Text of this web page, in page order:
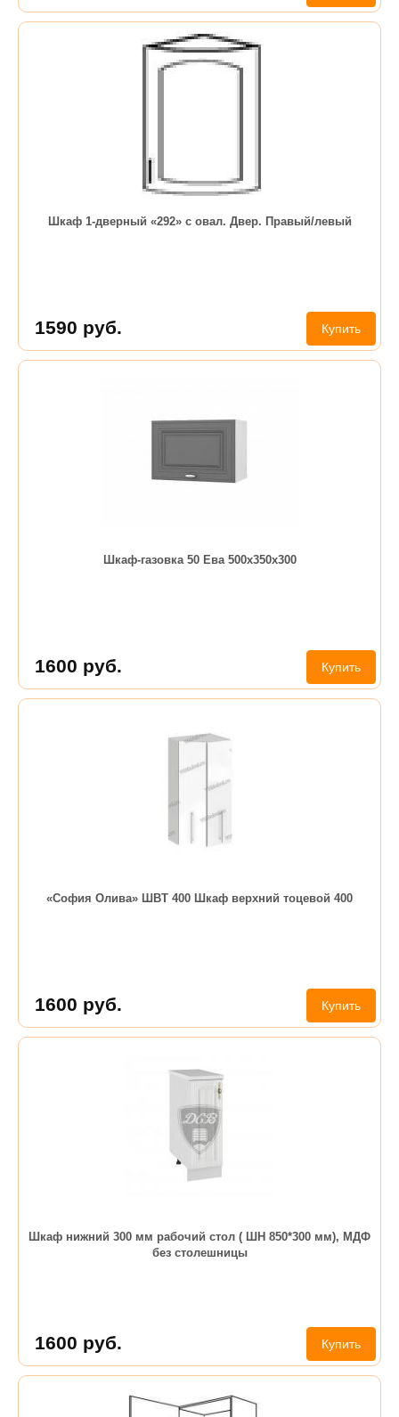
Шкаф 1-дверный «292» с овал. Двер. Правый/левый
1590 руб. Купить
Шкаф-газовка 50 Ева 500х350х300
1600 руб. Купить
«София Олива» ШВТ 400 Шкаф верхний тоцевой 400
1600 руб. Купить
Шкаф нижний 300 мм рабочий стол ( ШН 850*300 мм), МДФ
без столешницы
1600 руб. Купить